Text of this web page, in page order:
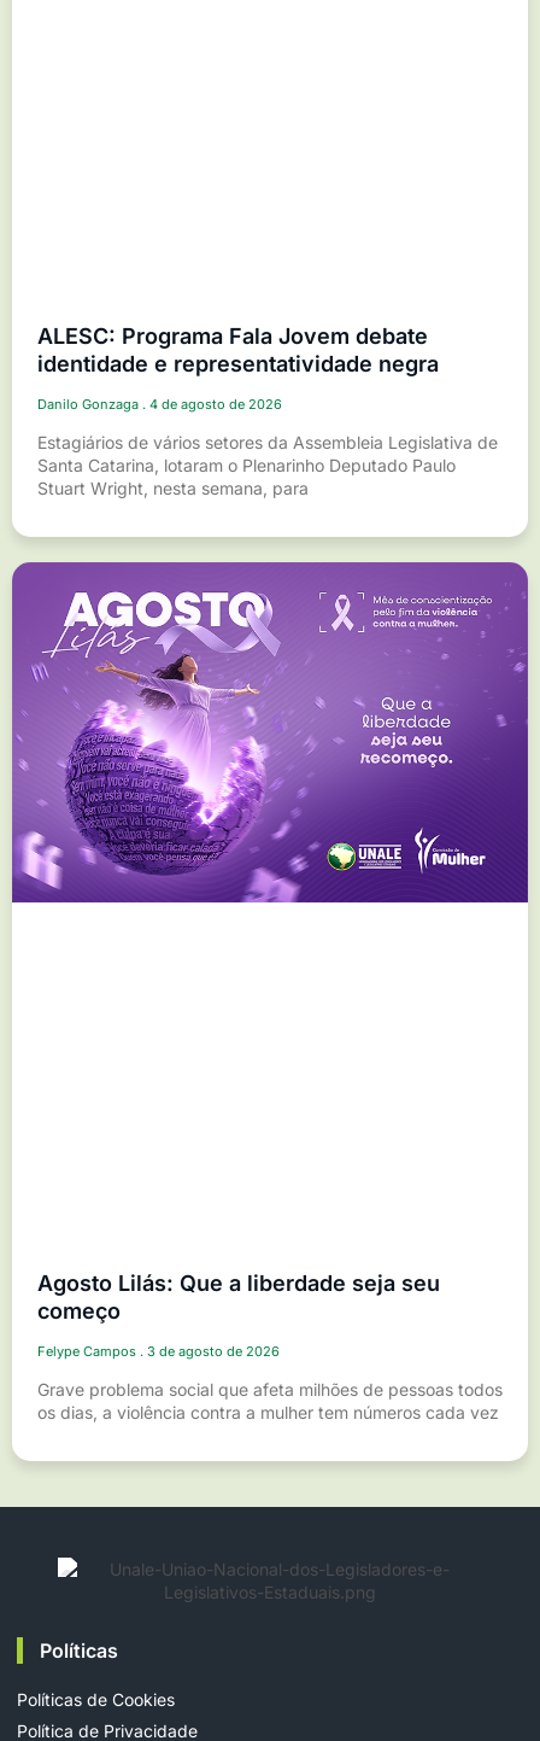
ALESC: Programa Fala Jovem debate
identidade e representatividade negra
Danilo Gonzaga 4 de agosto de 2026
Estagiários de vários setores da Assembleia Legislativa de
Santa Catarina, lotaram o Plenarinho Deputado Paulo
Stuart Wright, nesta semana, para
Agosto Lilás: Que a liberdade seja seu
começo
Felype Campos 3 de agosto de 2026
Grave problema social que afeta milhões de pessoas todos
os dias, a violência contra a mulher tem números cada vez
Políticas
Políticas de Cookies
Política de Privacidade